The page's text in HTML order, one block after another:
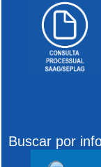
Buscar por